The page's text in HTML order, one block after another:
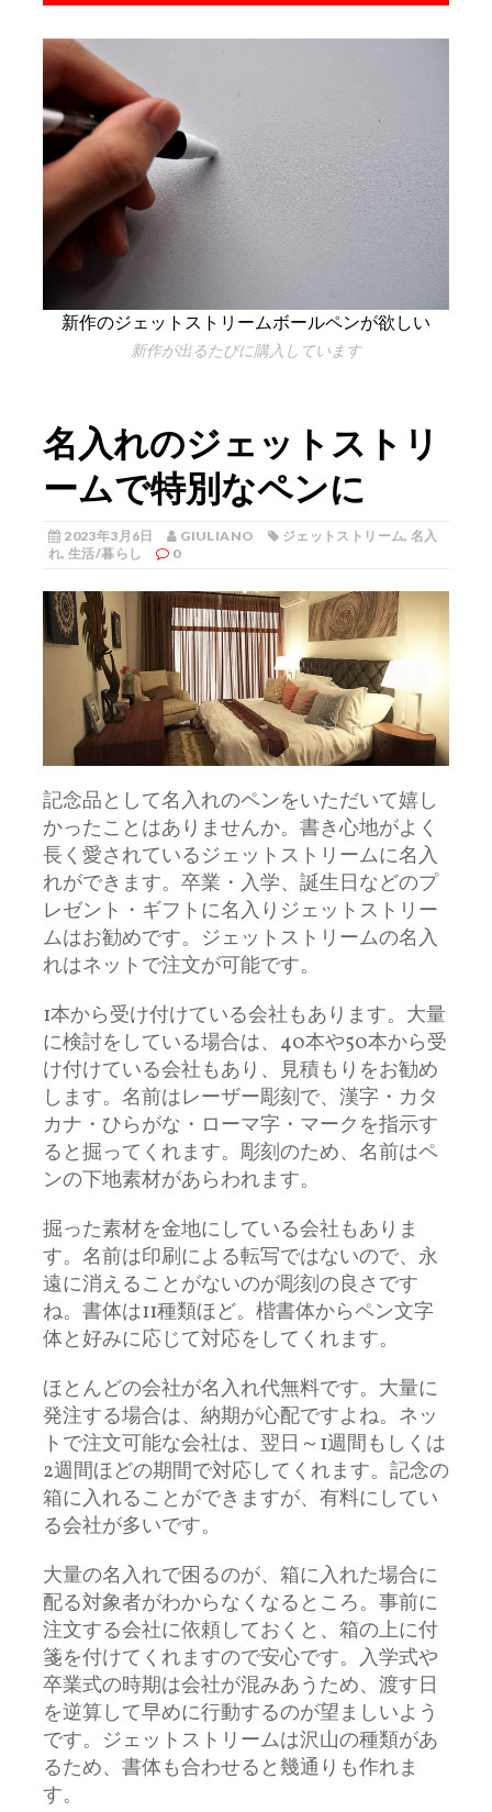
新作のジェットストリームボールペンが欲しい
新作が出るたびに購入しています
名入れのジェットストリ
ームで特別なペンに
2023年3月6日 GIULIANO ジェットストリーム, 名入
れ,生活/暮らし 0
記念品として名入れのペンをいただいて嬉し
かったことはありませんか。 書き心地がよく
長く愛されているジェットストリームに名入
れができます。卒業・入学、誕生日などのプ
レゼント・ギフトに名入りジェットストリー
ムはお勧めです。ジェットストリームの名入
れはネットで注文が可能です。
1本から受け付けている会社もあります。大量
に検討をしている場合は、40本や50本から受
け付けている会社もあり、見積もりをお勧め
します。名前はレーザー彫刻で、漢字・カタ
カナ・ひらがな・ローマ字・マークを指示す
ると掘ってくれます。彫刻のため、名前はペ
ンの下地素材があらわれます。
掘った素材を金地にしている会社もありま
す。名前は印刷による転写ではないので、永
遠に消えることがないのが彫刻の良さです
ね。書体は11種類ほど。楷書体からペン文字
体と好みに応じて対応をしてくれます。
ほとんどの会社が名入れ代無料です。大量に
発注する場合は、納期が心配ですよね。ネッ
トで注文可能な会社は、翌日～1週間もしくは
2週間ほどの期間で対応してくれます。記念の
箱に入れることができますが、有料にしてい
る会社が多いです。
大量の名入れで困るのが、箱に入れた場合に
配る対象者がわからなくなるところ。事前に
注文する会社に依頼しておくと、箱の上に付
箋を付けてくれますので安心です。入学式や
卒業式の時期は会社が混みあうため、渡す日
を逆算して早めに行動するのが望ましいよう
です。ジェットストリームは沢山の種類があ
るため、書体も合わせると幾通りも作れま
す。